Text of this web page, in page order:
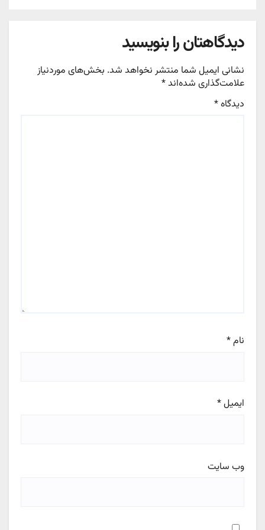
دیدگاهتان را بنویسید
نشانی ایمیل شما منتشر نخواهد شد. بخش‌های موردنیاز
علامت‌گذاری شده‌اند*
دیدگاه*
نام*
ایمیل*
وب‌ سایت